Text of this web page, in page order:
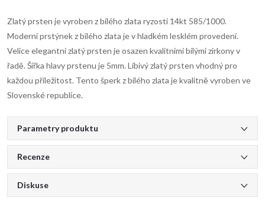
Zlatý prsten je vyroben z bílého zlata ryzosti 14kt 585/1000.
Moderní prstýnek z bílého zlata je v hladkém lesklém provedení.
Velice elegantní zlatý prsten je osazen kvalitními bílými zirkony v
řadě. Šířka hlavy prstenu je 5mm. Líbivý zlatý prsten vhodný pro
každou příležitost. Tento šperk z bílého zlata je kvalitně vyroben ve
Slovenské republice.
Parametry produktu
Recenze
Diskuse